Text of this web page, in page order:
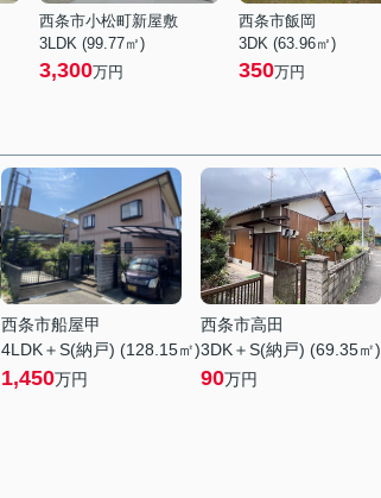
西条市小松町新屋敷
3LDK (99.77㎡)
3,300万円
西条市飯岡
3DK (63.96㎡)
350万円
西条市船屋甲
4LDK＋S(納戸) (128.15㎡)
1,450万円
西条市高田
3DK＋S(納戸) (69.35㎡)
90万円